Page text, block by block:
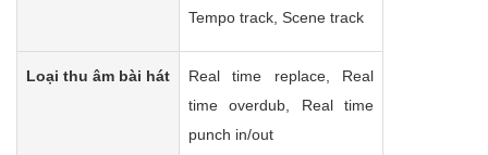
Tempo track, Scene track
Loại thu âm bài hát
Real time replace, Real
time overdub, Real time
punch in/out